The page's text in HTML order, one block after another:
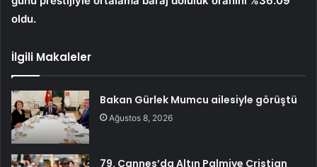
oldu.
İlgili Makaleler
Bakan Gürlek Mumcu ailesiyle görüştü
Ağustos 8, 2026
79. Cannes’da Altın Palmiye Cristian